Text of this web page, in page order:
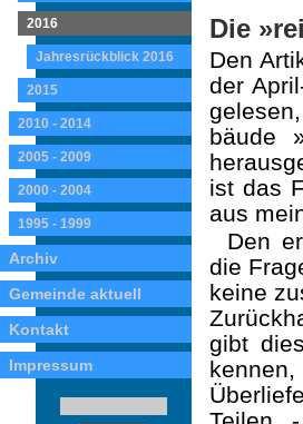
2016
Jahresrückblick 2016
2015
2010 - 2014
2005 - 2009
2000 - 2004
1995 - 1999
Archiv
Gemeinde aktuell
Kontakt
Impressum
Die
Den
der
bäude
ist das
aus
Den
die
keine
gibt